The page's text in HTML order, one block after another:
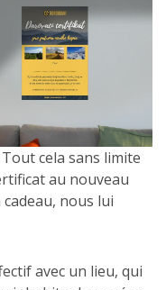
cela sans limite
au nouveau
nous lui
avec un lieu, qui